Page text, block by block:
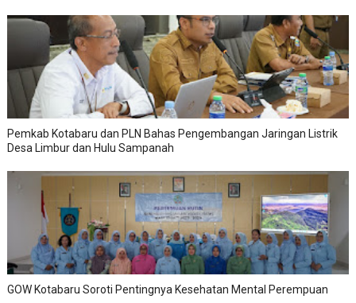
Pemkab Kotabaru dan PLN Bahas Pengembangan Jaringan Listrik
Desa Limbur dan Hulu Sampanah
GOW Kotabaru Soroti Pentingnya Kesehatan Mental Perempuan